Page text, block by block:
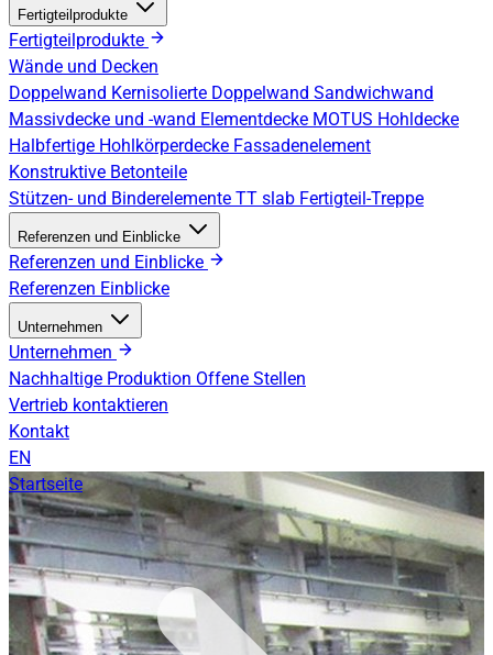
Fertigteilprodukte
Fertigteilprodukte
Wände und Decken
Doppelwand Kernisolierte Doppelwand Sandwichwand
Massivdecke und -wand Elementdecke MOTUS Hohldecke
Halbfertige Hohlkörperdecke Fassadenelement
Konstruktive Betonteile
Stützen- und Binderelemente TT slab Fertigteil-Treppe
Referenzen und Einblicke
Referenzen und Einblicke
Referenzen Einblicke
Unternehmen
Unternehmen
Nachhaltige Produktion Offene Stellen
Vertrieb kontaktieren
Kontakt
EN
Startseite